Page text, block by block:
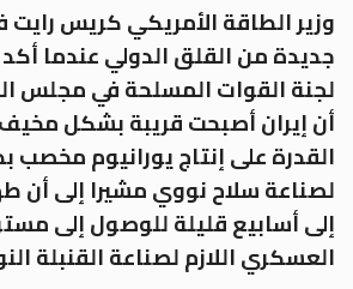
وزير الطاقة الأمريكي كريس
جديدة من القلق الدولي عندما
لجنة القوات المسلحة في مجلس
أن إيران أصبحت قريبة بشكل
القدرة على إنتاج يورانيوم مخصب
لصناعة سلاح نووي مشيرا إلى أن
إلى أسابيع قليلة للوصول إلى
العسكري اللازم لصناعة القنبلة